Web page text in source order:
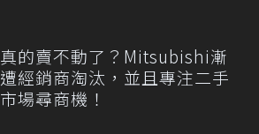
真的賣不動了？Mitsubishi漸
遭經銷商淘汰，並且專注二手
市場尋商機！